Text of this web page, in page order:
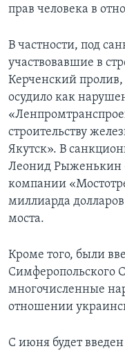
прав человека в
В частности, под
участвовавшие в
Керченский пролив,
осудило как
строительству
Якутск». В
Леонид Рыженькин
компании
миллиарда долларов
моста.
Кроме того, были
Симферопольского
многочисленные
отношении
С июня будет